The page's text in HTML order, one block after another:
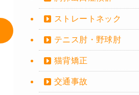
ストレートネック
テニス肘・野球肘
猫背矯正
交通事故